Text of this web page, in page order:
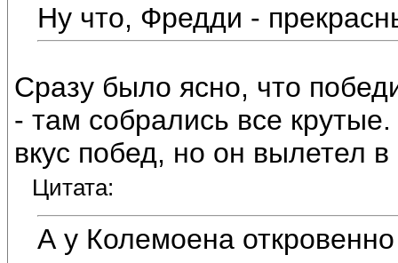
Ну что, Фредди -
Сразу было ясно, что
- там собрались все
вкус побед, но он вылетел
Цитата:
А у Колемоена